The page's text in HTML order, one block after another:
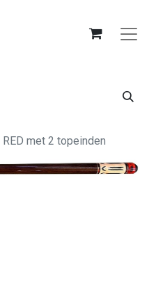
met 2 topeinden